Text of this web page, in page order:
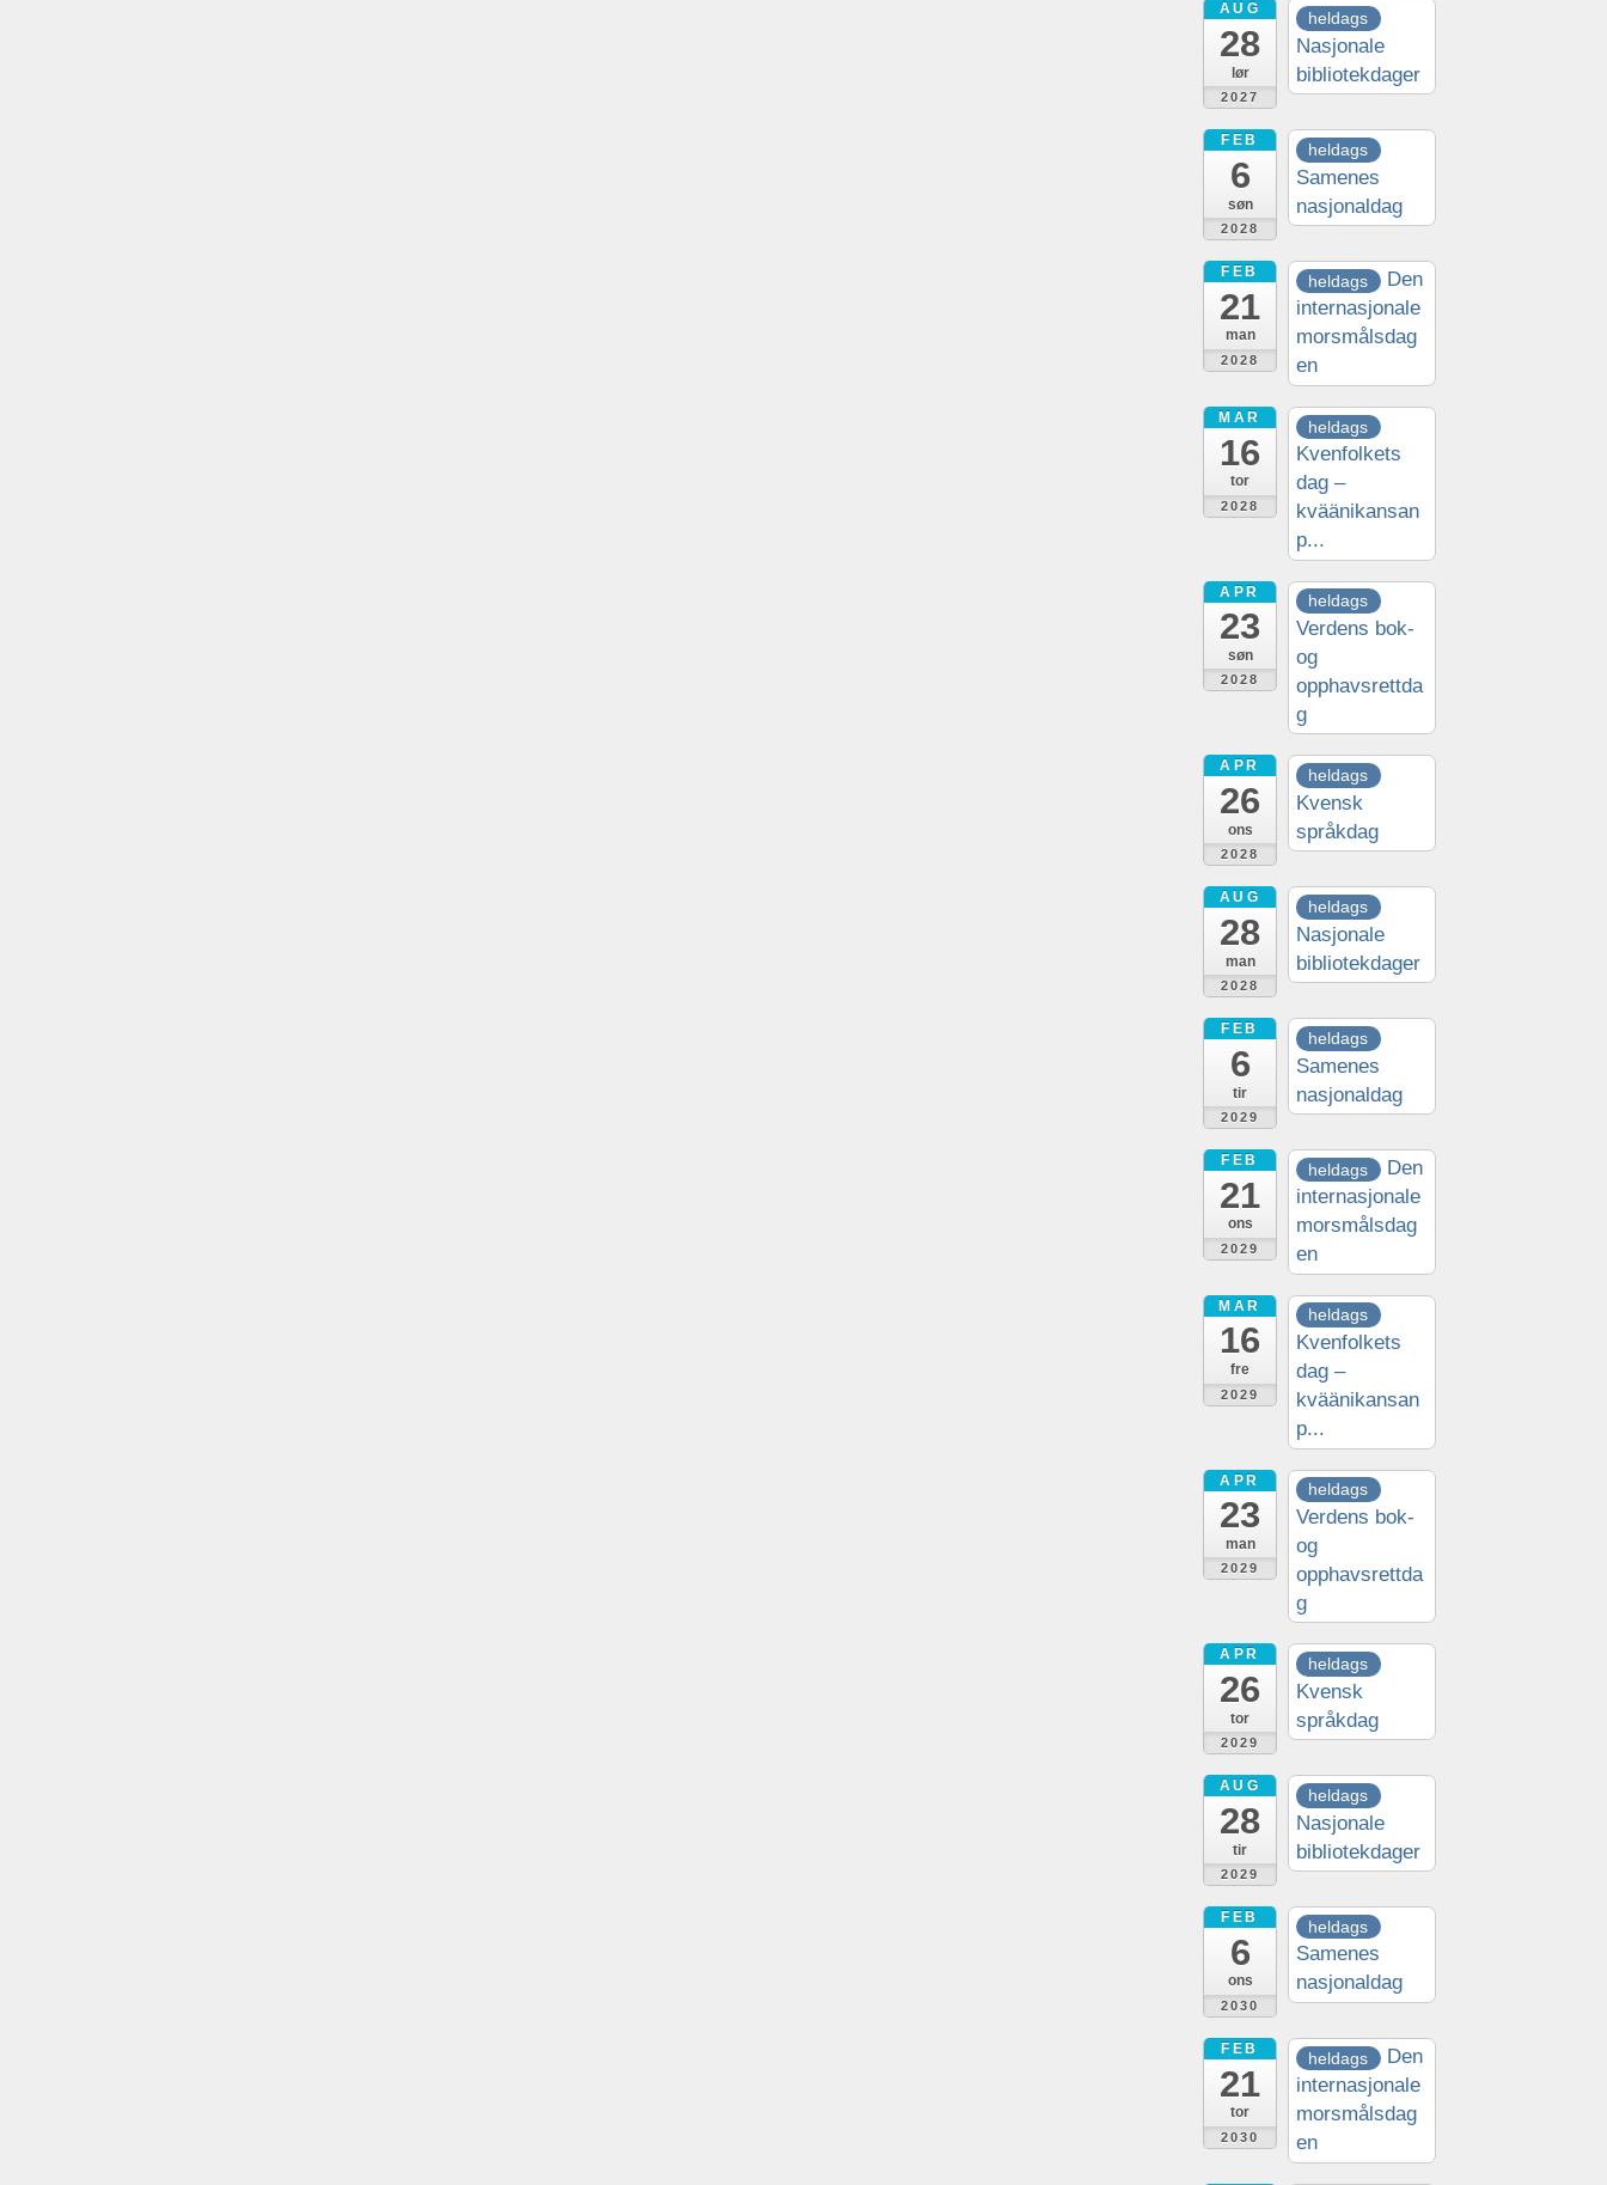
AUG
28
lør
2027
heldags
Nasjonale
bibliotekdager
FEB
6
søn
2028
heldags
Samenes
nasjonaldag
FEB
21
man
2028
heldags
Den
internasjonale
morsmålsdag
en
MAR
16
tor
2028
heldags
Kvenfolkets
dag –
kväänikansan
p...
APR
23
søn
2028
heldags
Verdens bok-
og
opphavsrettda
g
APR
26
ons
2028
heldags
Kvensk
språkdag
AUG
28
man
2028
heldags
Nasjonale
bibliotekdager
FEB
6
tir
2029
heldags
Samenes
nasjonaldag
FEB
21
ons
2029
heldags
Den
internasjonale
morsmålsdag
en
MAR
16
fre
2029
heldags
Kvenfolkets
dag –
kväänikansan
p...
APR
23
man
2029
heldags
Verdens bok-
og
opphavsrettda
g
APR
26
tor
2029
heldags
Kvensk
språkdag
AUG
28
tir
2029
heldags
Nasjonale
bibliotekdager
FEB
6
ons
2030
heldags
Samenes
nasjonaldag
FEB
21
tor
2030
heldags
Den
internasjonale
morsmålsdag
en